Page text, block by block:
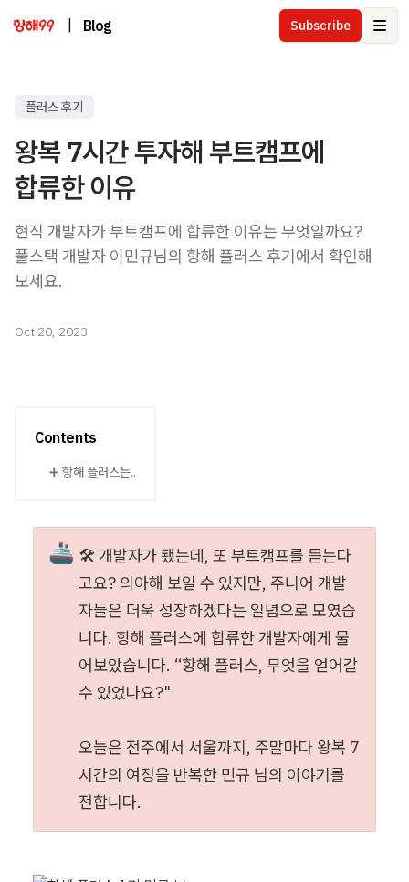
Blog Subscribe
플러스 후기
왕복 7시간 투자해 부트캠프에
합류한 이유
현직 개발자가 부트캠프에 합류한 이유는 무엇일까요?
풀스택 개발자 이민규님의 항해 플러스 후기에서 확인해
보세요.
Oct 20, 2023
Contents
➕ 항해 플러스는..
🚢 🛠 개발자가 됐는데, 또 부트캠프를 듣는다
고요? 의아해 보일 수 있지만, 주니어 개발
자들은 더욱 성장하겠다는 일념으로 모였습
니다. 항해 플러스에 합류한 개발자에게 물
어보았습니다. “항해 플러스, 무엇을 얻어갈
수 있었나요?"
오늘은 전주에서 서울까지, 주말마다 왕복 7
시간의 여정을 반복한 민규 님의 이야기를
전합니다.